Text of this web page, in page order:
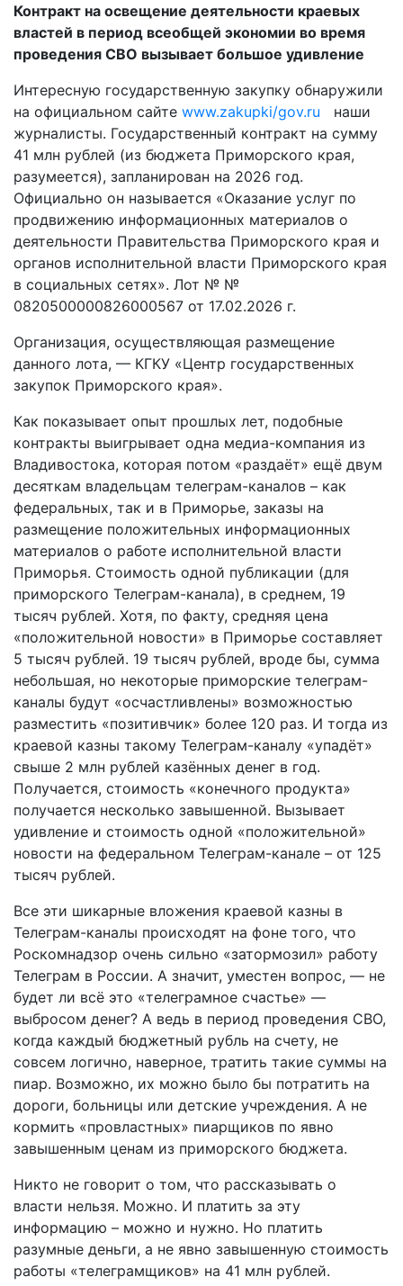
Контракт на освещение деятельности краевых
властей в период всеобщей экономии во время
проведения СВО вызывает большое удивление
Интересную государственную закупку обнаружили
на официальном сайте www.zakupki/gov.ru наши
журналисты. Государственный контракт на сумму
41 млн рублей (из бюджета Приморского края,
разумеется), запланирован на 2026 год.
Официально он называется «Оказание услуг по
продвижению информационных материалов о
деятельности Правительства Приморского края и
органов исполнительной власти Приморского края
в социальных сетях». Лот № №
0820500000826000567 от 17.02.2026 г.
Организация, осуществляющая размещение
данного лота, — КГКУ «Центр государственных
закупок Приморского края».
Как показывает опыт прошлых лет, подобные
контракты выигрывает одна медиа-компания из
Владивостока, которая потом «раздаёт» ещё двум
десяткам владельцам телеграм-каналов – как
федеральных, так и в Приморье, заказы на
размещение положительных информационных
материалов о работе исполнительной власти
Приморья. Стоимость одной публикации (для
приморского Телеграм-канала), в среднем, 19
тысяч рублей. Хотя, по факту, средняя цена
«положительной новости» в Приморье составляет
5 тысяч рублей. 19 тысяч рублей, вроде бы, сумма
небольшая, но некоторые приморские телеграм-
каналы будут «осчастливлены» возможностью
разместить «позитивчик» более 120 раз. И тогда из
краевой казны такому Телеграм-каналу «упадёт»
свыше 2 млн рублей казённых денег в год.
Получается, стоимость «конечного продукта»
получается несколько завышенной. Вызывает
удивление и стоимость одной «положительной»
новости на федеральном Телеграм-канале – от 125
тысяч рублей.
Все эти шикарные вложения краевой казны в
Телеграм-каналы происходят на фоне того, что
Роскомнадзор очень сильно «затормозил» работу
Телеграм в России. А значит, уместен вопрос, — не
будет ли всё это «телеграмное счастье» —
выбросом денег? А ведь в период проведения СВО,
когда каждый бюджетный рубль на счету, не
совсем логично, наверное, тратить такие суммы на
пиар. Возможно, их можно было бы потратить на
дороги, больницы или детские учреждения. А не
кормить «провластных» пиарщиков по явно
завышенным ценам из приморского бюджета.
Никто не говорит о том, что рассказывать о
власти нельзя. Можно. И платить за эту
информацию – можно и нужно. Но платить
разумные деньги, а не явно завышенную стоимость
работы «телеграмщиков» на 41 млн рублей.